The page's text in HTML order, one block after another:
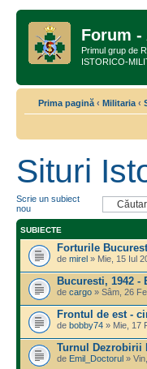
Forum
Primul grup de
ISTORICO-
Prima pagină ‹ Militaria ‹
Situri
Scrie un subiect
nou
SUBIECTE
Forturile
de mirel » Mie, 15 Iul
Bucuresti, 1942 -
de cargo » Sâm, 26
Frontul de est -
de bobby74 » Mie, 17
Turnul Dezrobirii
de Emil_Doctorul »